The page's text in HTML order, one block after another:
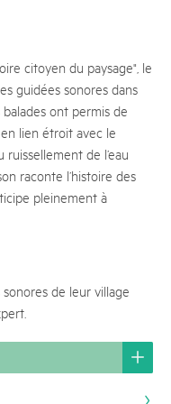
citoyen du paysage", le
guidées sonores dans
ont permis de
lien étroit avec le
ruissellement de l’eau
raconte l’histoire des
pleinement à
de leur village